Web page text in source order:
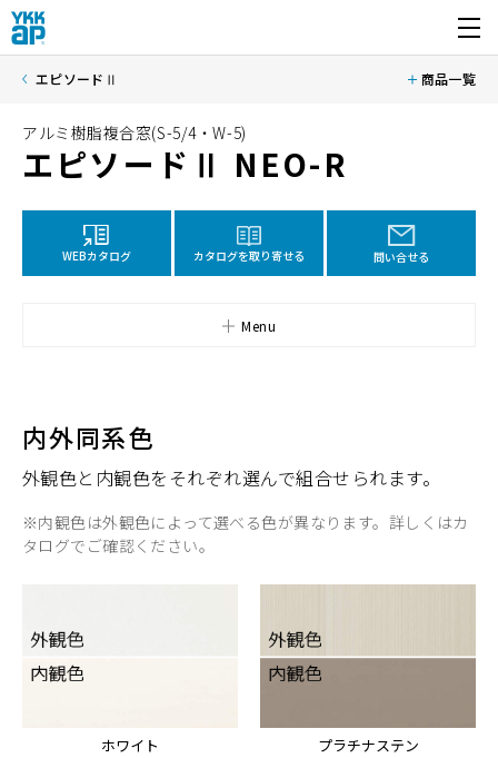
開く
エピソードⅡ 商品一覧
アルミ樹脂複合窓(S-5/4・W-5)
エピソードⅡ NEO-R
WEBカタログ カタログを取り寄せる 問い合せる
Menu
内外同系色
外観色と内観色をそれぞれ選んで組合せられます。
※内観色は外観色によって選べる色が異なります。詳しくはカ
タログでご確認ください。
ホワイト プラチナステン